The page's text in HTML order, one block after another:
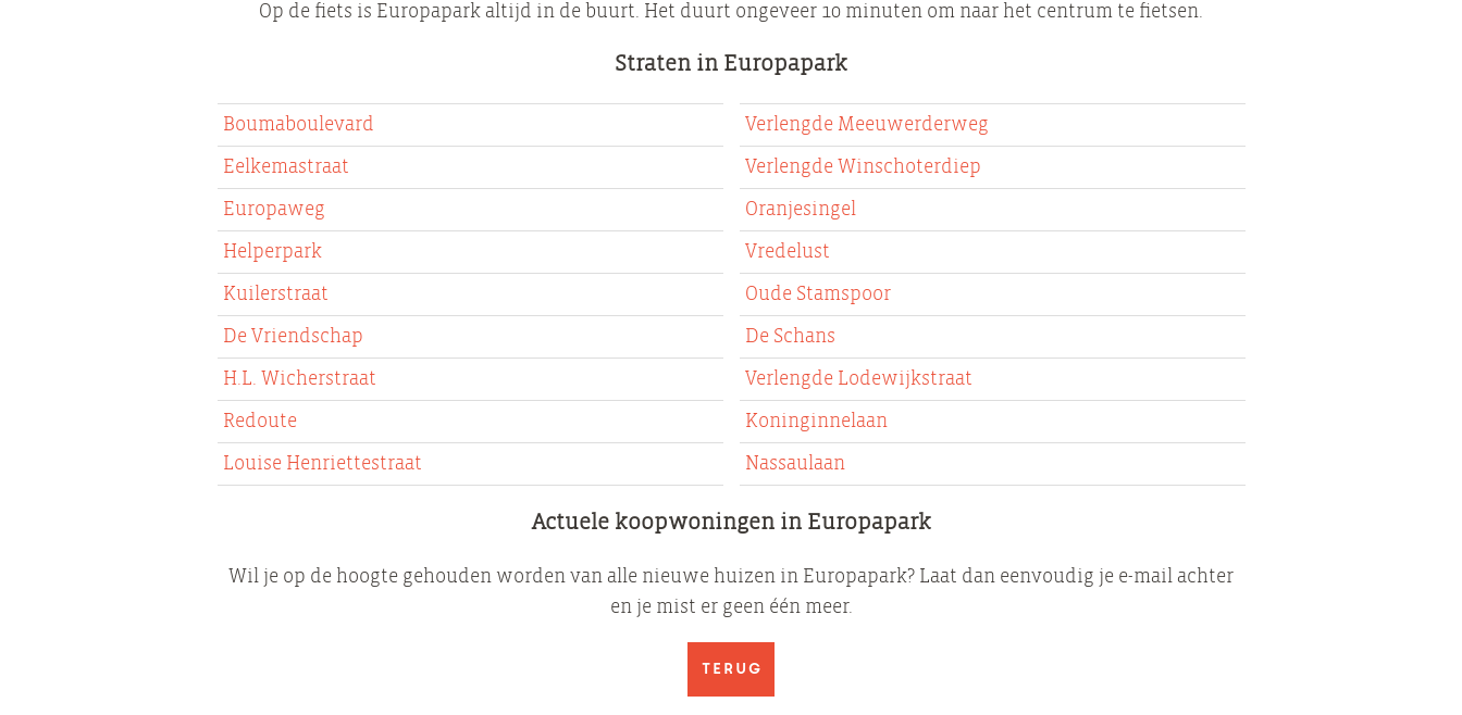
Op de fiets is Europapark altijd in de buurt. Het duurt ongeveer 10 minuten om naar het centrum te fietsen.
Straten in Europapark
Boumaboulevard Verlengde Meeuwerderweg
Eelkemastraat Verlengde Winschoterdiep
Europaweg Oranjesingel
Helperpark Vredelust
Kuilerstraat Oude Stamspoor
De Vriendschap De Schans
H.L. Wicherstraat Verlengde Lodewijkstraat
Redoute Koninginnelaan
Louise Henriettestraat Nassaulaan
Actuele koopwoningen in Europapark
Wil je op de hoogte gehouden worden van alle nieuwe huizen in Europapark? Laat dan eenvoudig je e-mail achter
en je mist er geen één meer.
Terug